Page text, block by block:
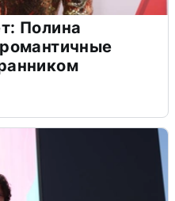
Полина